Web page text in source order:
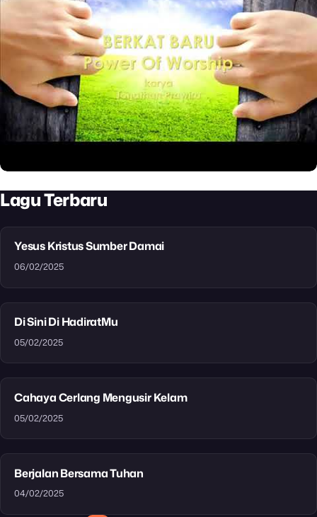
Lagu Terbaru
Yesus Kristus Sumber Damai
06/02/2025
Di Sini Di HadiratMu
05/02/2025
Cahaya Cerlang Mengusir Kelam
05/02/2025
Berjalan Bersama Tuhan
04/02/2025